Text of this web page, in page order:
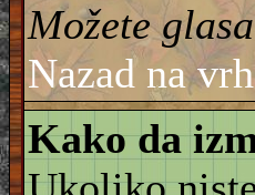
Možete
Nazad na vrh
Kako da